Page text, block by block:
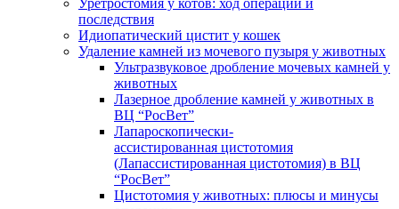
Уретростомия у котов: ход операции и
последствия
Идиопатический цистит у кошек
Удаление камней из мочевого пузыря у животных
Ультразвуковое дробление мочевых камней у
животных
Лазерное дробление камней у животных в
ВЦ “РосВет”
Лапароскопически-
ассистированная цистотомия
(Лапассистированная цистотомия) в ВЦ
“РосВет”
Цистотомия у животных: плюсы и минусы